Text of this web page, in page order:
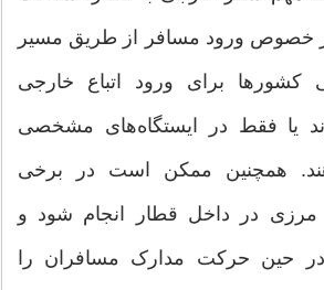
خصوص ورود مسافر از طریق مسیر
برای ورود اتباع خارجی
یا فقط در ایستگاه‌های مشخصی
همچنین ممکن است در برخی
مرزی در داخل قطار انجام شود و
در حین حرکت مدارک مسافران را